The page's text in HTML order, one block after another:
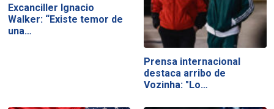
Excanciller Ignacio
Walker: “Existe temor de
una…
Prensa internacional
destaca arribo de
Vozinha: "Lo…